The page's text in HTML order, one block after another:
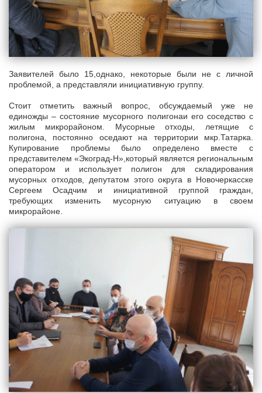
Заявителей было 15,однако, некоторые были не с личной
проблемой, а представляли инициативную группу.
Стоит отметить важный вопрос, обсуждаемый уже не
единожды – состояние мусорного полигонаи его соседство с
жилым микрорайоном. Мусорные отходы, летящие с
полигона, постоянно оседают на территории мкр.Татарка.
Купирование проблемы было определено вместе с
представителем «Экоград-Н»,который является региональным
оператором и использует полигон для складирования
мусорных отходов, депутатом этого округа в Новочеркасске
Сергеем Осадчим и инициативной группой граждан,
требующих изменить мусорную ситуацию в своем
микрорайоне.